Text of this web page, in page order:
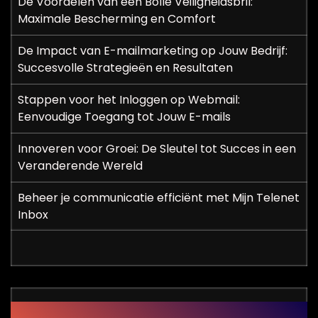
Maximale Bescherming en Comfort
De Impact van E-mailmarketing op Jouw Bedrijf:
Succesvolle Strategieën en Resultaten
Stappen voor het Inloggen op Webmail:
Eenvoudige Toegang tot Jouw E-mails
Innoveren voor Groei: De Sleutel tot Succes in een
Veranderende Wereld
Beheer je communicatie efficiënt met Mijn Telenet
Inbox